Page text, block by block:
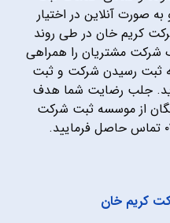
صورت آنلاین در اختیار
کریم خان در طی روند
شرکت مشتریان را همراهی
ثبت رسیدن شرکت و ثبت
جلب رضایت شما هدف
از موسسه ثبت شرکت
کریم خان